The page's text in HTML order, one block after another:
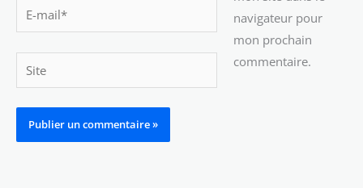
mail*
navigateur pour
mon prochain
commentaire.